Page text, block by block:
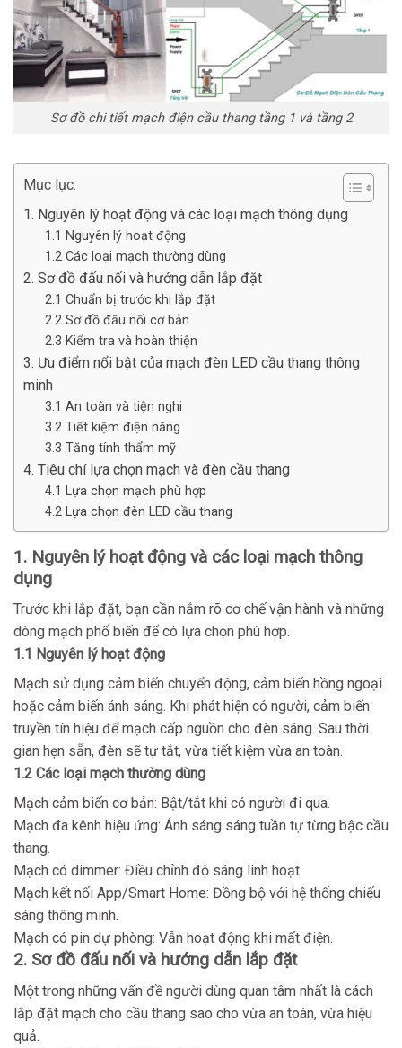
Sơ đồ chi tiết mạch điện cầu thang tầng 1 và tầng 2
Mục lục:
1. Nguyên lý hoạt động và các loại mạch thông dụng
1.1 Nguyên lý hoạt động
1.2 Các loại mạch thường dùng
2. Sơ đồ đấu nối và hướng dẫn lắp đặt
2.1 Chuẩn bị trước khi lắp đặt
2.2 Sơ đồ đấu nối cơ bản
2.3 Kiểm tra và hoàn thiện
3. Ưu điểm nổi bật của mạch đèn LED cầu thang thông
minh
3.1 An toàn và tiện nghi
3.2 Tiết kiệm điện năng
3.3 Tăng tính thẩm mỹ
4. Tiêu chí lựa chọn mạch và đèn cầu thang
4.1 Lựa chọn mạch phù hợp
4.2 Lựa chọn đèn LED cầu thang
1. Nguyên lý hoạt động và các loại mạch thông
dụng
Trước khi lắp đặt, bạn cần nắm rõ cơ chế vận hành và những
dòng mạch phổ biến để có lựa chọn phù hợp.
1.1 Nguyên lý hoạt động
Mạch sử dụng cảm biến chuyển động, cảm biến hồng ngoại
hoặc cảm biến ánh sáng. Khi phát hiện có người, cảm biến
truyền tín hiệu để mạch cấp nguồn cho đèn sáng. Sau thời
gian hẹn sẵn, đèn sẽ tự tắt, vừa tiết kiệm vừa an toàn.
1.2 Các loại mạch thường dùng
Mạch cảm biến cơ bản: Bật/tắt khi có người đi qua.
Mạch đa kênh hiệu ứng: Ánh sáng sáng tuần tự từng bậc cầu
thang.
Mạch có dimmer: Điều chỉnh độ sáng linh hoạt.
Mạch kết nối App/Smart Home: Đồng bộ với hệ thống chiếu
sáng thông minh.
Mạch có pin dự phòng: Vẫn hoạt động khi mất điện.
2. Sơ đồ đấu nối và hướng dẫn lắp đặt
Một trong những vấn đề người dùng quan tâm nhất là cách
lắp đặt mạch cho cầu thang sao cho vừa an toàn, vừa hiệu
quả.